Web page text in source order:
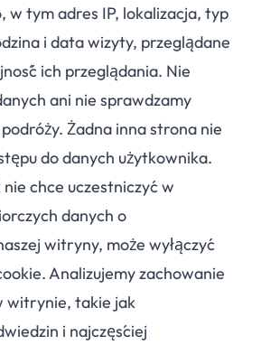
w tym adres IP, lokalizacja, typ
i data wizyty, przeglądane
ich przeglądania. Nie
ani nie sprawdzamy
Żadna inna strona nie
do danych użytkownika.
chce uczestniczyć w
danych o
witryny, może wyłączyć
Analizujemy zachowanie
witrynie, takie jak
i najczęściej